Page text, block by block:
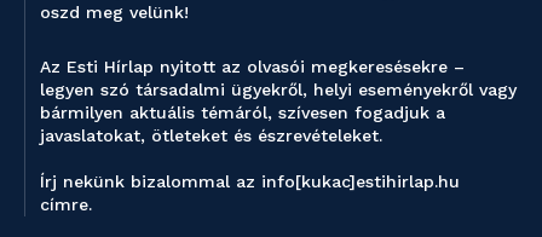
oszd meg velünk!
Az Esti Hírlap nyitott az olvasói megkeresésekre –
legyen szó társadalmi ügyekről, helyi eseményekről vagy
bármilyen aktuális témáról, szívesen fogadjuk a
javaslatokat, ötleteket és észrevételeket.
Írj nekünk bizalommal az info[kukac]estihirlap.hu
címre.